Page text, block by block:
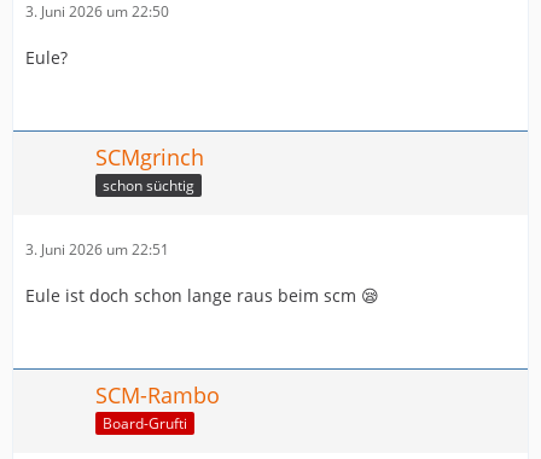
3. Juni 2026 um 22:50
Eule?
SCMgrinch
schon süchtig
3. Juni 2026 um 22:51
Eule ist doch schon lange raus beim scm 😪
SCM-Rambo
Board-Grufti